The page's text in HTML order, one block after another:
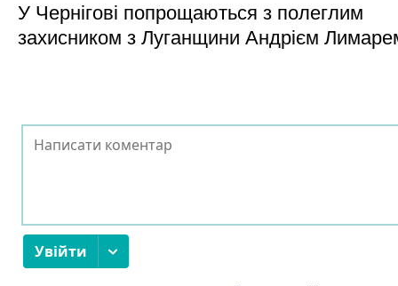
У Чернігові попрощаються з полеглим
захисником з Луганщини Андрієм